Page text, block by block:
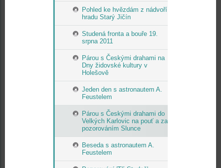
Pohled ke hvězdám z nádvoří
hradu Starý Jičín
Studená fronta a bouře 19.
srpna 2011
Párou s Českými drahami na
Dny židovské kultury v
Holešově
Jeden den s astronautem A.
Feustelem
Párou s Českými drahami do
Velkých Karlovic na pouť a za
pozorováním Slunce
Beseda s astronautem A.
Feustelem